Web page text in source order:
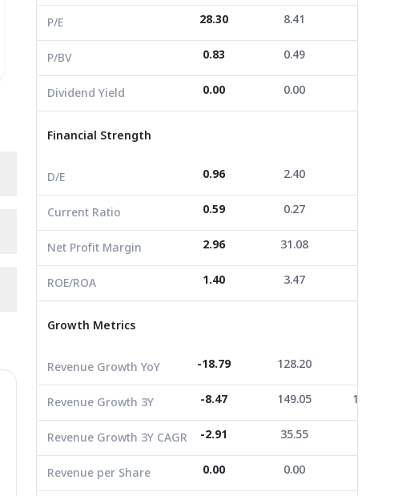
Dividend Yield
0.00 0.00
Financial Strength
D/E
Current Ratio
Growth Metrics
Revenue Growth YoY -18.79 128.20
117.37
Revenue Growth 3Y
-8.47 149.05
Revenue Growth 3Y CAGR
0.00 0.00
EPS Growth
-276.67 -270.82
EBITDA Growth
120.87 20.52
5Y CAGR Total Return
Market Cap (M.Bath)
916.01 1,072.38
P/E 28.30 8.41
P/BV 0.83 0.49
Dividend Yield 0.00 0.00
Financial Strength
D/E 0.96 2.40
Current Ratio 0.59 0.27
Net Profit Margin 2.96 31.08
ROE/ROA 1.40 3.47
Growth Metrics
Revenue Growth YoY -18.79 128.20
Revenue Growth 3Y -8.47 149.05
Revenue Growth 3Y CAGR -2.91 35.55
Revenue per Share 0.00 0.00